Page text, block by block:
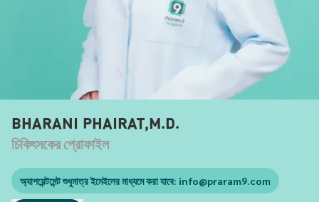
BHARANI PHAIRAT,M.D.
চিকিৎসকের প্রোফাইল
অ্যাপয়েন্টমেন্ট শুধুমাত্র ইমেইলের মাধ্যমে করা যাবে: info@praram9.com